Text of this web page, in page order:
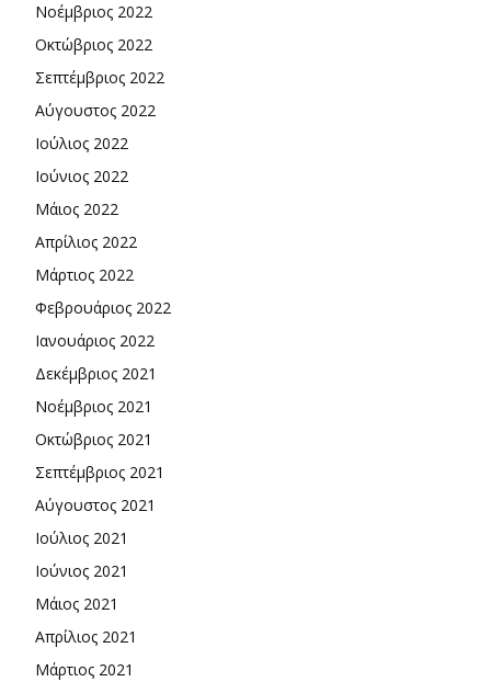
Νοέμβριος 2022
Οκτώβριος 2022
Σεπτέμβριος 2022
Αύγουστος 2022
Ιούλιος 2022
Ιούνιος 2022
Μάιος 2022
Απρίλιος 2022
Μάρτιος 2022
Φεβρουάριος 2022
Ιανουάριος 2022
Δεκέμβριος 2021
Νοέμβριος 2021
Οκτώβριος 2021
Σεπτέμβριος 2021
Αύγουστος 2021
Ιούλιος 2021
Ιούνιος 2021
Μάιος 2021
Απρίλιος 2021
Μάρτιος 2021